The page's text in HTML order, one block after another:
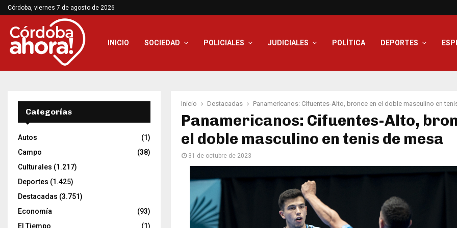
Córdoba, viernes 7 de agosto de 2026
INICIO SOCIEDAD POLICIALES JUDICIALES POLÍTICA DEPORTES
Inicio Destacadas Panamericanos: Cifuentes-Alto, bronce en el doble masculino en
Panamericanos: Cifuentes-Alto,
el doble masculino en tenis de mesa
31 de octubre de 2023
Categorías
Autos
(1)
Campo
(38)
Culturales (1.217)
Deportes (1.425)
Destacadas (3.751)
Economía
(93)
El Tiempo
(1)